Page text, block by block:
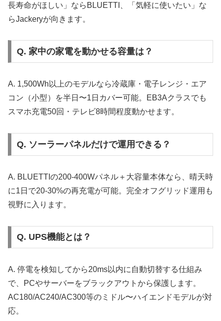
長寿命がほしい」ならBLUETTI、「気軽に使いたい」な
らJackeryが向きます。
Q. 家中の家電を動かせる容量は？
A. 1,500Wh以上のモデルなら冷蔵庫・電子レンジ・エア
コン（小型）を半日〜1日カバー可能。EB3Aクラスでも
スマホ充電50回・テレビ8時間程度動かせます。
Q. ソーラーパネルだけで運用できる？
A. BLUETTIの200-400Wパネル＋大容量本体なら、晴天時
に1日で20-30%の再充電が可能。完全オフグリッド運用も
視野に入ります。
Q. UPS機能とは？
A. 停電を検知してから20ms以内に自動切替する仕組み
で、PCやサーバーをブラックアウトから保護します。
AC180/AC240/AC300等のミドル〜ハイエンドモデルが対
応。